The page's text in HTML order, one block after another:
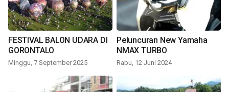
FESTIVAL BALON UDARA DI
GORONTALO
Minggu, 7 September 2025
Peluncuran New Yamaha
NMAX TURBO
Rabu, 12 Juni 2024